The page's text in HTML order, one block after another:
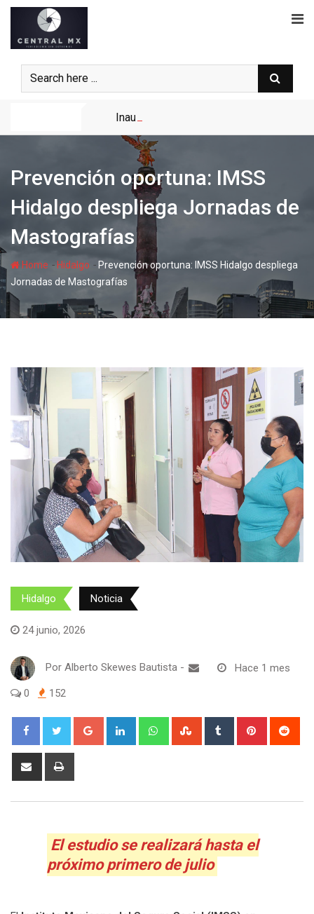
Skip
content
Inauguran Expo Feria Internacional
Prevención oportuna: IMSS
Hidalgo despliega Jornadas de
Mastografías
Home - Hidalgo - Prevención oportuna: IMSS Hidalgo despliega
Jornadas de Mastografías
Hidalgo Noticia
24 junio, 2026
Por Alberto Skewes Bautista - Hace 1 mes
0 152
Google+ LinkedIn WhatsappStumbleUpon
Tumblr Pinterest
Share
El estudio se realizará hasta el
próximo primero de julio